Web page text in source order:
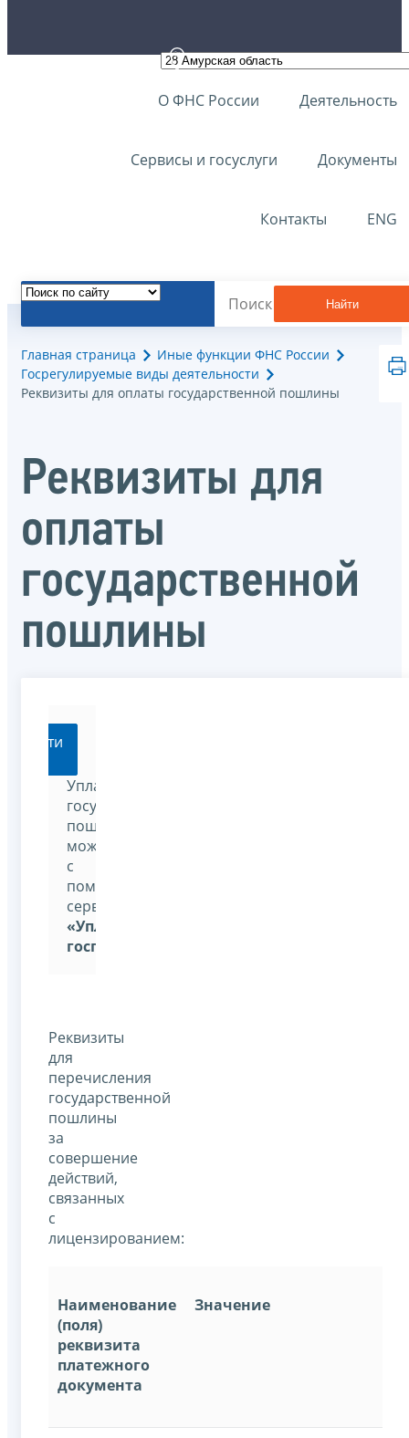
О ФНС России Деятельность
Сервисы и госуслуги Документы
Контакты ENG
Найти
Главная страница
Иные функции ФНС России
Госрегулируемые виды деятельности
Реквизиты для оплаты государственной пошлины
Реквизиты для
оплаты
государственной
пошлины
Перейти
Уплатить
государственную
пошлину
можно
с
помощью
сервиса
«Уплата
госпошлины»
Реквизиты
для
перечисления
государственной
пошлины
за
совершение
действий,
связанных
с
лицензированием:
Наименование
(поля)
реквизита
платежного
документа
Значение